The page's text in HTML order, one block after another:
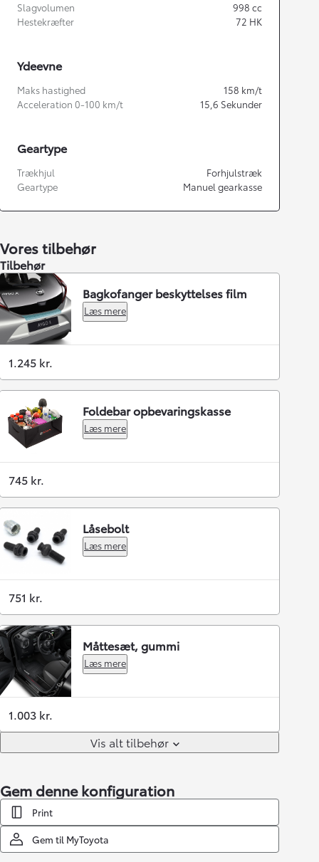
Slagvolumen 998 cc
Hestekræfter
72 HK
Ydeevne
Maks hastighed 158 km/t
Acceleration 0-100 km/t
15,6 Sekunder
Geartype
Trækhjul
Forhjulstræk
Geartype
Manuel gearkasse
Vores tilbehør
Tilbehør
Bagkofanger beskyttelses film
Læs mere
1.245 kr.
Foldebar opbevaringskasse
Læs mere
745 kr.
Låsebolt
Læs mere
751 kr.
Måttesæt, gummi
Læs mere
1.003 kr.
Vis alt tilbehør
Gem denne konfiguration
Print
Gem til MyToyota